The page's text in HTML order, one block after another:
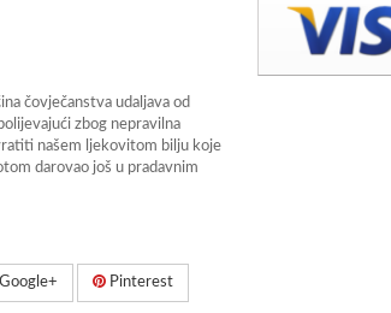
čovječanstva udaljava od
zbog nepravilna
našem ljekovitom bilju koje
darovao još u pradavnim
Google+ Pinterest